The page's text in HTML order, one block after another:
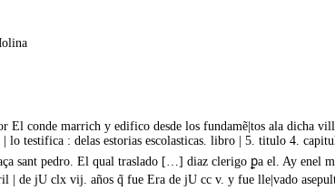
El conde marrich y edifico desde los fundamẽ|tos ala dicha
lo testifica : delas estorias escolasticas. libro | 5. titulo 4.
pedro. El qual traslado […] diaz clerigo ꝑa el. Ay enel
| de jU clx vij. años q̃ fue Era de jU cc v. y fue lle|vado